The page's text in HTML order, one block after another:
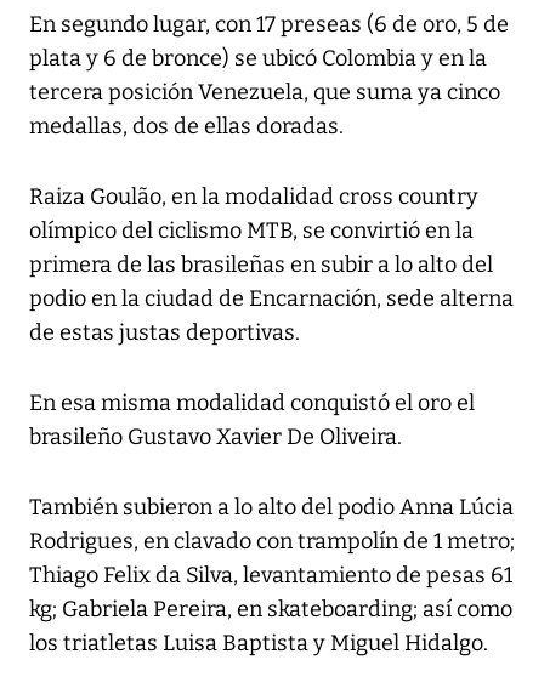
En segundo lugar, con 17 preseas (6 de oro, 5 de
plata y 6 de bronce) se ubicó Colombia y en la
tercera posición Venezuela, que suma ya cinco
medallas, dos de ellas doradas.
Raiza Goulão, en la modalidad cross country
olímpico del ciclismo MTB, se convirtió en la
primera de las brasileñas en subir a lo alto del
podio en la ciudad de Encarnación, sede alterna
de estas justas deportivas.
En esa misma modalidad conquistó el oro el
brasileño Gustavo Xavier De Oliveira.
También subieron a lo alto del podio Anna Lúcia
Rodrigues, en clavado con trampolín de 1 metro;
Thiago Felix da Silva, levantamiento de pesas 61
kg; Gabriela Pereira, en skateboarding; así como
los triatletas Luisa Baptista y Miguel Hidalgo.